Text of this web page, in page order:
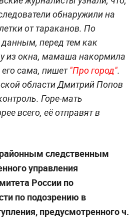
обнаружили на
от тараканов. По
перед тем как
из окна, мамаша накормила
сама, пишет"Про город".
области Дмитрий Попов
Горе-мать
всего, её отправят в
следственным
управления
России по
по подозрению в
предусмотренного ч.